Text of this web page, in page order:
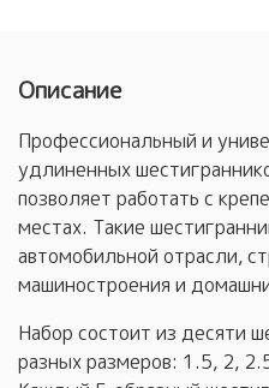
Описание
Профессиональный и
удлиненных
позволяет работать с
местах. Такие
автомобильной отрасли,
машиностроения и
Набор состоит из десяти
разных размеров: 1.5, 2,